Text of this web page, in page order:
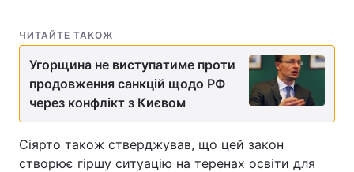
ЧИТАЙТЕ ТАКОЖ
Угорщина не виступатиме проти
продовження санкцій щодо РФ
через конфлікт з Києвом
Сіярто також стверджував, що цей закон
створює гіршу ситуацію на теренах освіти для